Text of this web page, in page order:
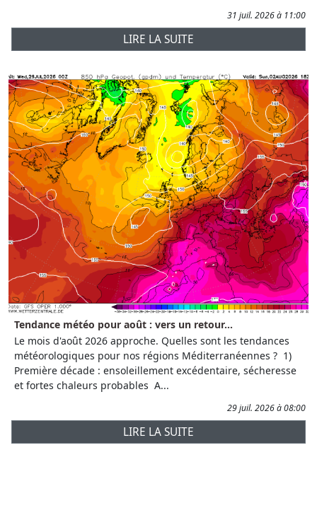
31 juil. 2026 à 11:00
LIRE LA SUITE
Tendance météo pour août : vers un retour...
Le mois d'août 2026 approche. Quelles sont les tendances
météorologiques pour nos régions Méditerranéennes ? 1)
Première décade : ensoleillement excédentaire, sécheresse
et fortes chaleurs probables A...
29 juil. 2026 à 08:00
LIRE LA SUITE